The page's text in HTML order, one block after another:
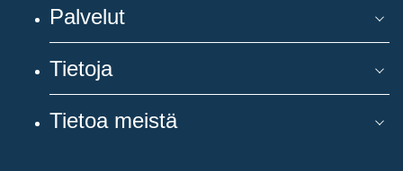
Palvelut
Tietoja
Tietoa meistä